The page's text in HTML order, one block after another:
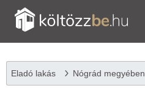
Eladó lakás Nógrád megyében